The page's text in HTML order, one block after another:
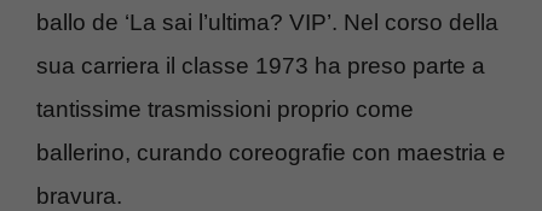
ballo de ‘La sai l’ultima? VIP’. Nel corso della
sua carriera il classe 1973 ha preso parte a
tantissime trasmissioni proprio come
ballerino, curando coreografie con maestria e
bravura.